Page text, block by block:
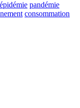
épidémie pandémie
consommation